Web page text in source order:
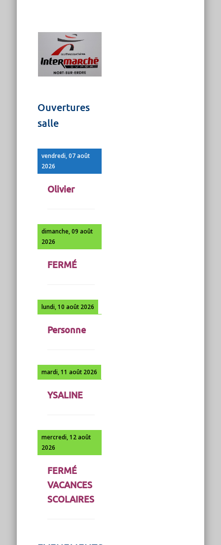
Ouvertures
salle
vendredi, 07 août
2026
Olivier
dimanche, 09 août
2026
FERMÉ
lundi, 10 août 2026
Personne
mardi, 11 août 2026
YSALINE
mercredi, 12 août
2026
FERMÉ
VACANCES
SCOLAIRES